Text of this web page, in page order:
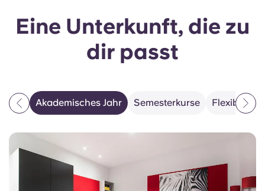
Eine Unterkunft, die zu
dir passt
Akademisches Jahr Semesterkurse Flexible